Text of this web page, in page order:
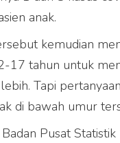
anak.
kemudian
17 tahun untuk
Tapi
di bawah umur
Pusat Statistik